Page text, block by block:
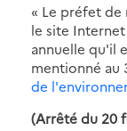
« Le préfet
le site
annuelle qu'il
mentionné au
de
(Arrêté du 20